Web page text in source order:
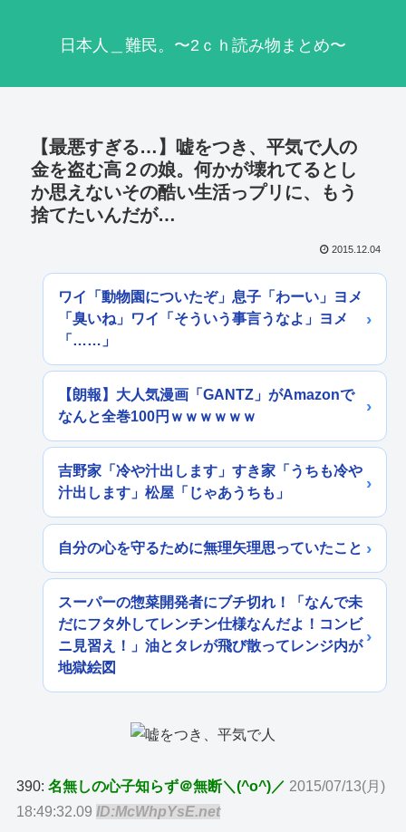
日本人＿難民。〜2ｃｈ読み物まとめ〜
【最悪すぎる…】嘘をつき、平気で人の
金を盗む高２の娘。何かが壊れてるとし
か思えないその酷い生活っプリに、もう
捨てたいんだが…
2015.12.04
ワイ「動物園についたぞ」息子「わーい」ヨメ
「臭いね」ワイ「そういう事言うなよ」ヨメ
「……」
【朗報】大人気漫画「GANTZ」がAmazonで
なんと全巻100円ｗｗｗｗｗｗ
吉野家「冷や汁出します」すき家「うちも冷や
汁出します」松屋「じゃあうちも」
自分の心を守るために無理矢理思っていたこと
スーパーの惣菜開発者にブチ切れ！「なんで未
だにフタ外してレンチン仕様なんだよ！コンビ
ニ見習え！」油とタレが飛び散ってレンジ内が
地獄絵図
390:名無しの心子知らず＠無断＼(^o^)／ 2015/07/13(月)
18:49:32.09ID:McWhpYsE.net